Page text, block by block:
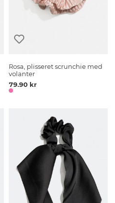
Rosa, plisseret scrunchie med
volanter
79.90 kr